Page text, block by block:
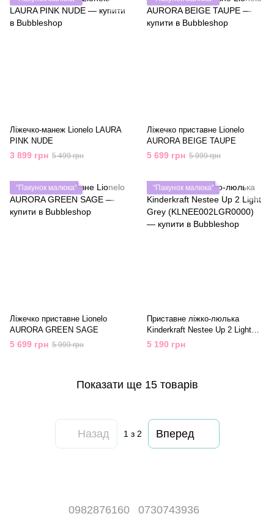
Ліжечко-манеж Lionelo LAURA
PINK NUDE
3 899 грн 5 499 грн
Ліжечко приставне Lionelo
AURORA BEIGE TAUPE
5 699 грн 5 999 грн
"Пакунок малюка"
Ліжечко приставне Lionelo
AURORA GREEN SAGE
5 699 грн 5 999 грн
"Пакунок малюка"
Приставне ліжко-люлька
Kinderkraft Nestee Up 2 Light
Grey (KLNEE002LGR0000)
5 190 грн
Показати ще 15 товарів
Назад 1 з 2 Вперед
0982876160 0730743936